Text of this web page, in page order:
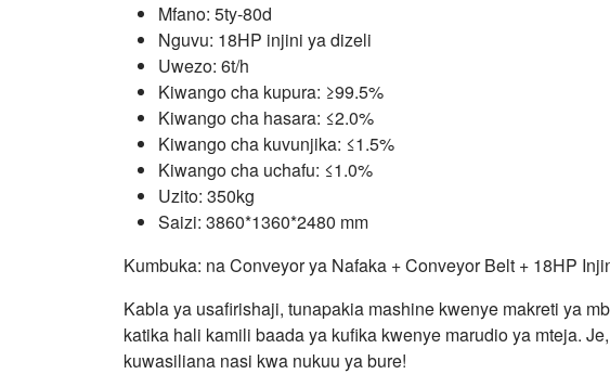
Mfano: 5ty-80d
Nguvu: 18HP injini ya dizeli
Uwezo: 6t/h
Kiwango cha kupura: ≥99.5%
Kiwango cha hasara: ≤2.0%
Kiwango cha kuvunjika: ≤1.5%
Kiwango cha uchafu: ≤1.0%
Uzito: 350kg
Saizi: 3860*1360*2480 mm
Kumbuka: na Conveyor ya Nafaka + Conveyor Belt + 18HP
Kabla ya usafirishaji, tunapakia mashine kwenye makreti ya
katika hali kamili baada ya kufika kwenye marudio ya mteja.
kuwasiliana nasi kwa nukuu ya bure!